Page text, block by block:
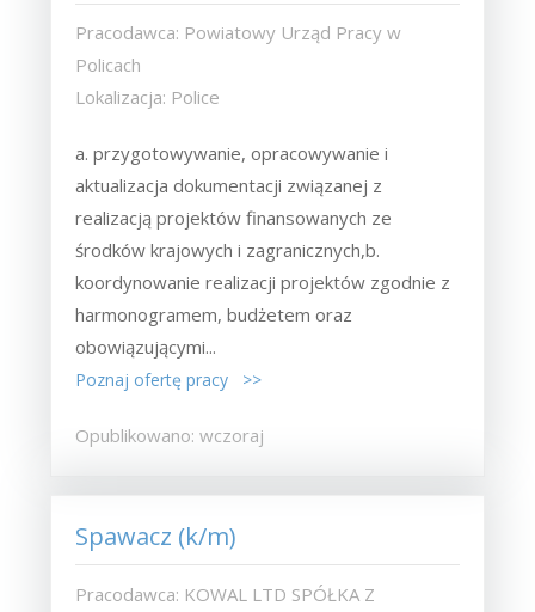
Pracodawca: Powiatowy Urząd Pracy w
Policach
Lokalizacja: Police
a. przygotowywanie, opracowywanie i
aktualizacja dokumentacji związanej z
realizacją projektów finansowanych ze
środków krajowych i zagranicznych,b.
koordynowanie realizacji projektów zgodnie z
harmonogramem, budżetem oraz
obowiązującymi...
Poznaj ofertę pracy >>
Opublikowano: wczoraj
Spawacz (k/m)
Pracodawca: KOWAL LTD SPÓŁKA Z